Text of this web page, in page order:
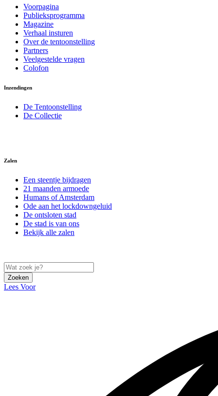
Voorpagina
Publieksprogramma
Magazine
Verhaal insturen
Over de tentoonstelling
Partners
Veelgestelde vragen
Colofon
Inzendingen
De Tentoonstelling
De Collectie
Zalen
Een steentje bijdragen
21 maanden armoede
Humans of Amsterdam
Ode aan het lockdowngeluid
De ontsloten stad
De stad is van ons
Bekijk alle zalen
Zoeken
Lees Voor